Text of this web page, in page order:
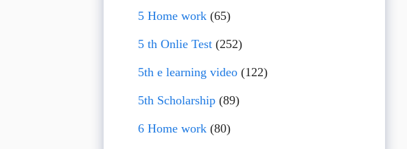
5 Home work(65)
5 th Onlie Test(252)
5th e learning video(122)
5th Scholarship(89)
6 Home work(80)